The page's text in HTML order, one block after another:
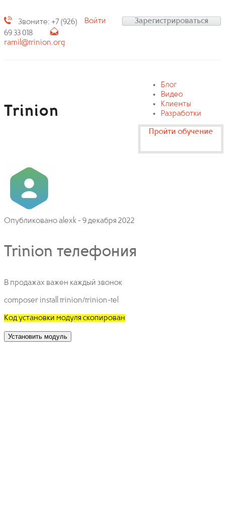
Звоните: +7 (926)
69 33 018
ramil@trinion.org
Войти Зарегистрироваться
Trinion
Блог
Видео
Клиенты
Разработки
Пройти обучение
Опубликованоalexk -9 декабря 2022
Trinion телефония
В продажах важен каждый звонок
composer install trinion/trinion-tel
Код установки модуля скопирован
Установить модуль